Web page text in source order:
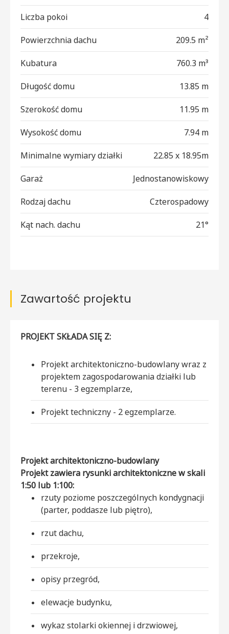
Liczba pokoi 4
Powierzchnia dachu 209.5 m²
Kubatura 760.3 m³
Długość domu 13.85 m
Szerokość domu 11.95 m
Wysokość domu 7.94 m
Minimalne wymiary działki 22.85 x 18.95m
Garaż Jednostanowiskowy
Rodzaj dachu Czterospadowy
Kąt nach. dachu 21°
Zawartość projektu
PROJEKT SKŁADA SIĘ Z:
Projekt architektoniczno-budowlany wraz z
projektem zagospodarowania działki lub
terenu - 3 egzemplarze,
Projekt techniczny - 2 egzemplarze.
Projekt architektoniczno-budowlany
Projekt zawiera rysunki architektoniczne w skali
1:50 lub 1:100:
rzuty poziome poszczególnych kondygnacji
(parter, poddasze lub piętro),
rzut dachu,
przekroje,
opisy przegród,
elewacje budynku,
wykaz stolarki okiennej i drzwiowej,